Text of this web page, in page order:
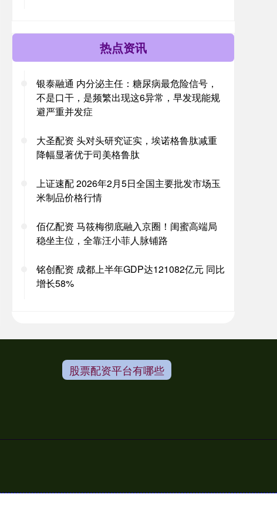
热点资讯
银泰融通 内分泌主任：糖尿病最危险信号，
不是口干，是频繁出现这6异常，早发现能规
避严重并发症
大圣配资 头对头研究证实，埃诺格鲁肽减重
降幅显著优于司美格鲁肽
上证速配 2026年2月5日全国主要批发市场玉
米制品价格行情
佰亿配资 马筱梅彻底融入京圈！闺蜜高端局
稳坐主位，全靠汪小菲人脉铺路
铭创配资 成都上半年GDP达121082亿元 同比
增长58%
股票配资平台有哪些